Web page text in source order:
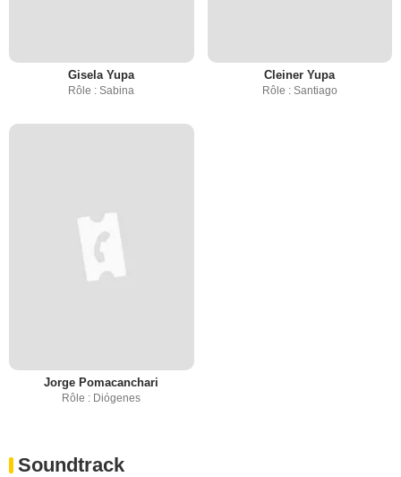
Gisela Yupa
Rôle : Sabina
Cleiner Yupa
Rôle : Santiago
Jorge Pomacanchari
Rôle : Diógenes
Soundtrack